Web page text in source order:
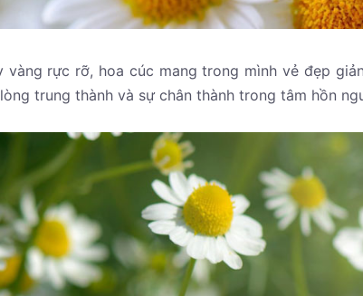
vàng rực rỡ, hoa cúc mang trong mình vẻ đẹp
trung thành và sự chân thành trong tâm hồn